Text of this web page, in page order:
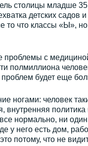
столицы младше
детских садов
то что классы «Ы»,
с
полмиллиона
проблем будет еще
ногами: человек
внутренняя
нормально, ни
у него есть дом,
потому, что не